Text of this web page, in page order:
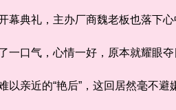
典礼，主办厂商魏老板也落下心
口气，心情一好，原本就耀眼夺
亲近的“艳后”，这回居然毫不避